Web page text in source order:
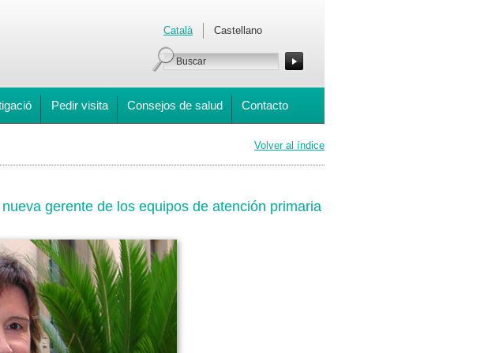
Català Castellano
Pedir visita Consejos de salud Contacto
Volver al índice
gerente de los equipos de atención primaria